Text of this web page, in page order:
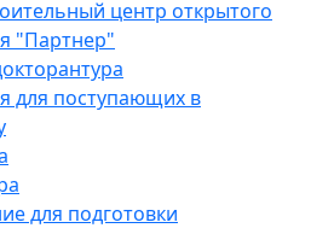
центр открытого
"Партнер"
для поступающих в
для подготовки